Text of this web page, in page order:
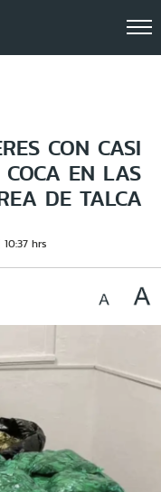
CON CASI
EN LAS
DE TALCA
10:37 hrs